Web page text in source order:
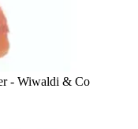
- Wiwaldi & Co